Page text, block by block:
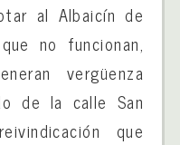
al Albaicín de
no funcionan,
vergüenza
de la calle San
que